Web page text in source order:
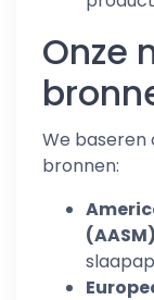
Onze
We baseren
bronnen:
(AASM)